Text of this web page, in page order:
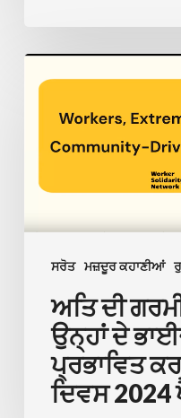
ਵਿੱਚ
ਵਿਘਨ
ਸਰੋਤ ਮਜ਼ਦੂਰ ਕਹਾਣੀਆਂ
ਦੀ
ਗਰਮੀ
ਕਾਮਿਆਂ
ਦੇ
ਭਾਈਚਾਰਿਆਂ
ਕਿਵੇਂ
ਪ੍ਰਭਾਵਿਤ
ਕਰਦੀ
ਅਤਿ ਦੀ
ਉਨ੍ਹਾਂ ਦੇ
ਪ੍ਰਭਾਵਿਤ
ਦਿਵਸ 2024